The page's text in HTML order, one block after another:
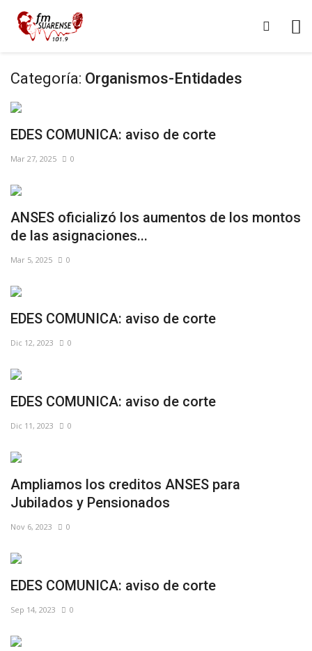
Categoría: Organismos-Entidades
EDES COMUNICA: aviso de corte
Mar 27, 2025 0
ANSES oficializó los aumentos de los montos
de las asignaciones...
Mar 5, 2025 0
EDES COMUNICA: aviso de corte
Dic 12, 2023 0
EDES COMUNICA: aviso de corte
Dic 11, 2023 0
Ampliamos los creditos ANSES para
Jubilados y Pensionados
Nov 6, 2023 0
EDES COMUNICA: aviso de corte
Sep 14, 2023 0